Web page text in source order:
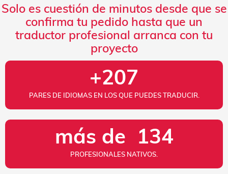
Solo es cuestión de minutos desde que se
confirma tu pedido hasta que un
traductor profesional arranca con tu
proyecto
PARES DE IDIOMAS EN LOS QUE PUEDES TRADUCIR.
+207
PROFESIONALES NATIVOS.
más de 134